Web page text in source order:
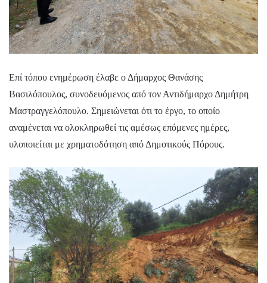
Επί τόπου ενημέρωση έλαβε ο Δήμαρχος Θανάσης
Βασιλόπουλος, συνοδευόμενος από τον Αντιδήμαρχο Δημήτρη
Μαστραγγελόπουλο. Σημειώνεται ότι το έργο, το οποίο
αναμένεται να ολοκληρωθεί τις αμέσως επόμενες ημέρες,
υλοποιείται με χρηματοδότηση από Δημοτικούς Πόρους.